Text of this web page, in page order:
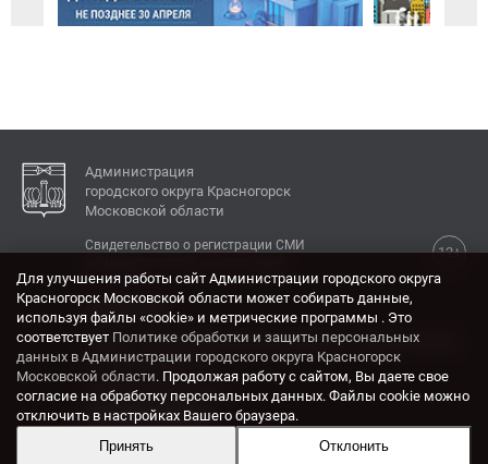
Администрация
городского округа Красногорск
Московской области
12+
Свидетельство о регистрации СМИ
КОНТАКТЫ
Адрес: 143404, Московская область, г. Красногорск,
ул. Ленина, дом 4.
Электронная почта:
krasrn@mosreg.ru
Разработка и поддержка сайта ADN
Для улучшения работы сайт Администрации городского округа
Красногорск Московской области может собирать данные,
используя файлы «cookie» и метрические программы . Это
соответствует Политике обработки и защиты персональных
данных в Администрации городского округа Красногорск
Московской области. Продолжая работу с сайтом, Вы даете свое
согласие на обработку персональных данных. Файлы cookie можно
отключить в настройках Вашего браузера.
Принять
Отклонить